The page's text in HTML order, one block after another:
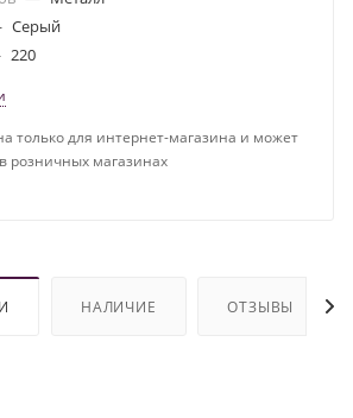
Серый
220
только для интернет-магазина и может
розничных магазинах
НАЛИЧИЕ ОТЗЫВЫ